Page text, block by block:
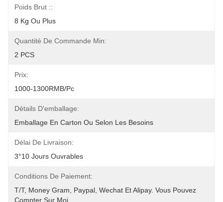
Poids Brut ::
8 Kg Ou Plus
Quantité De Commande Min:
2 PCS
Prix:
1000-1300RMB/Pc
Détails D'emballage:
Emballage En Carton Ou Selon Les Besoins
Délai De Livraison:
3°10 Jours Ouvrables
Conditions De Paiement:
T/T, Money Gram, Paypal, Wechat Et Alipay. Vous Pouvez
Compter Sur Moi.